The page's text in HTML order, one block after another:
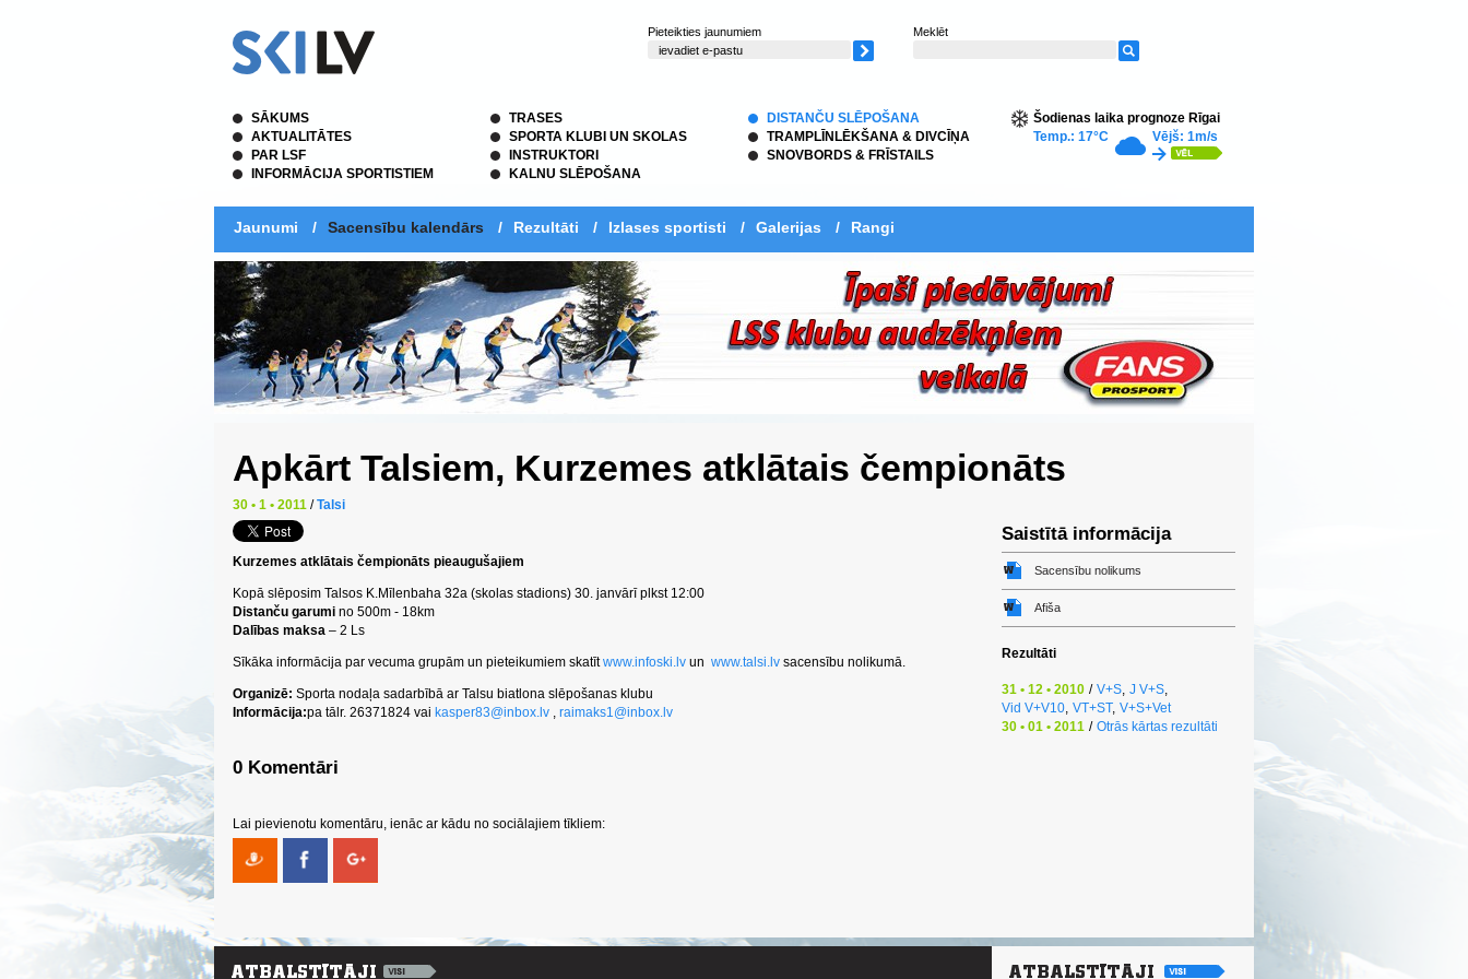
Pieteikties jaunumiem Meklēt
SĀKUMS
AKTUALITĀTES
PAR LSF
INFORMĀCIJA SPORTISTIEM
TRASES
SPORTA KLUBI UN SKOLAS
INSTRUKTORI
KALNU SLĒPOŠANA
DISTANČU SLĒPOŠANA
TRAMPLĪNLĒKŠANA & DIVCĪŅA
SNOVBORDS & FRĪSTAILS
Šodienas laika prognoze Rīgai
Temp.: 17°C
Vējš: 1m/s
Jaunumi / Sacensību kalendārs / Rezultāti / Izlases sportisti / Galerijas / Rangi
Apkārt Talsiem, Kurzemes atklātais čempionāts
30 • 1 • 2011 /Talsi
Kurzemes atklātais čempionāts pieaugušajiem
Kopā slēposim Talsos K.Mīlenbaha 32a (skolas stadions) 30. janvārī plkst 12:00
Distanču garumi no 500m - 18km
Dalības maksa – 2 Ls
Sīkāka informācija par vecuma grupām un pieteikumiem skatītwww.infoski.lv un www.talsi.lv sacensību nolikumā.
Organizē: Sporta nodaļa sadarbībā ar Talsu biatlona slēpošanas klubu
Informācija:pa tālr. 26371824 vai kasper83@inbox.lv , raimaks1@inbox.lv
0 Komentāri
Lai pievienotu komentāru, ienāc ar kādu no sociālajiem tīkliem:
Saistītā informācija
Sacensību nolikums
Afiša
Rezultāti
31 • 12 • 2010 / V+S, J V+S,
Vid V+V10, VT+ST, V+S+Vet
30 • 01 • 2011 / Otrās kārtas rezultāti